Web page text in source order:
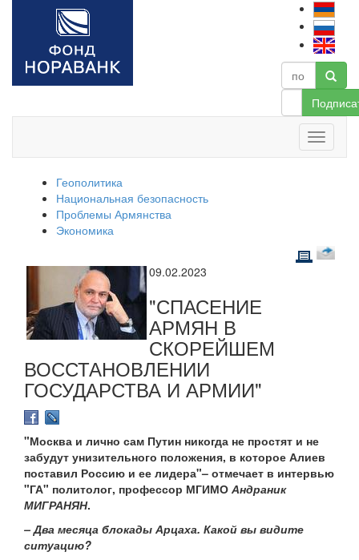
Геополитика
Национальная безопасность
Проблемы Армянства
Экономика
09.02.2023
"СПАСЕНИЕ
АРМЯН В
СКОРЕЙШЕМ
ВОССТАНОВЛЕНИИ
ГОСУДАРСТВА И АРМИИ"
"Москва и лично сам Путин никогда не простят и не
забудут унизительного положения, в которое Алиев
поставил Россию и ее лидера"– отмечает в интервью
"ГА" политолог, профессор МГИМО Андраник
МИГРАНЯН.
– Два месяца блокады Арцаха. Какой вы видите
ситуацию?